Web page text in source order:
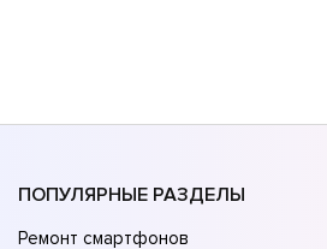
ПОПУЛЯРНЫЕ РАЗДЕЛЫ
Ремонт смартфонов